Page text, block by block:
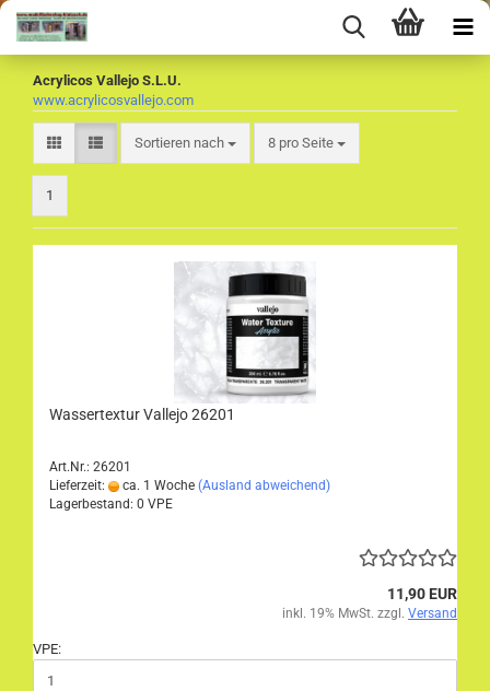
Acrylicos Vallejo S.L.U.
www.acrylicosvallejo.com
Sortieren nach
Sortieren nach 8 pro Seite
pro Seite
1
Wassertextur Vallejo 26201
Art.Nr.: 26201
Lieferzeit:
ca. 1 Woche (Ausland abweichend)
Lagerbestand: 0 VPE
11,90 EUR
inkl. 19% MwSt. zzgl. Versand
VPE: